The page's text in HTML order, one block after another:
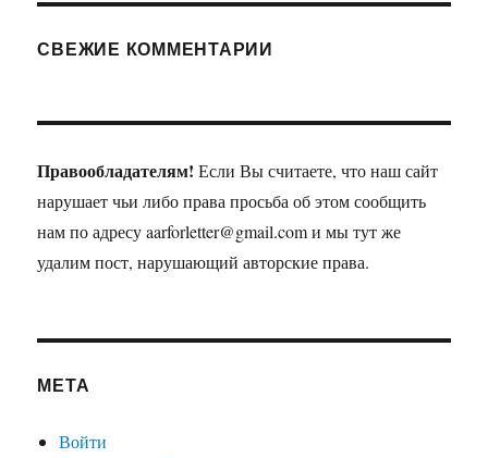
СВЕЖИЕ КОММЕНТАРИИ
Правообладателям! Если Вы считаете, что наш сайт
нарушает чьи либо права просьба об этом сообщить
нам по адресу aarforletter@gmail.com и мы тут же
удалим пост, нарушающий авторские права.
МЕТА
Войти